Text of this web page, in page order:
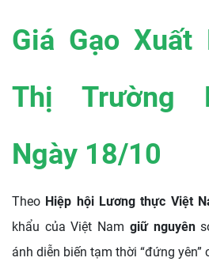
Giá Gạo Xuất
Thị Trường
Ngày 18/10
Theo Hiệp hội Lương thực Việt
khẩu của Việt Nam giữ nguyên
ánh diễn biến tạm thời “đứng yên”